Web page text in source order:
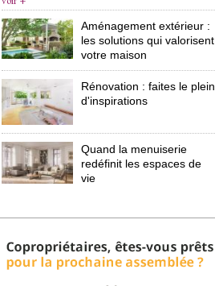
Aménagement extérieur :
les solutions qui valorisent
votre maison
Rénovation : faites le plein
d'inspirations
Quand la menuiserie
redéfinit les espaces de
vie